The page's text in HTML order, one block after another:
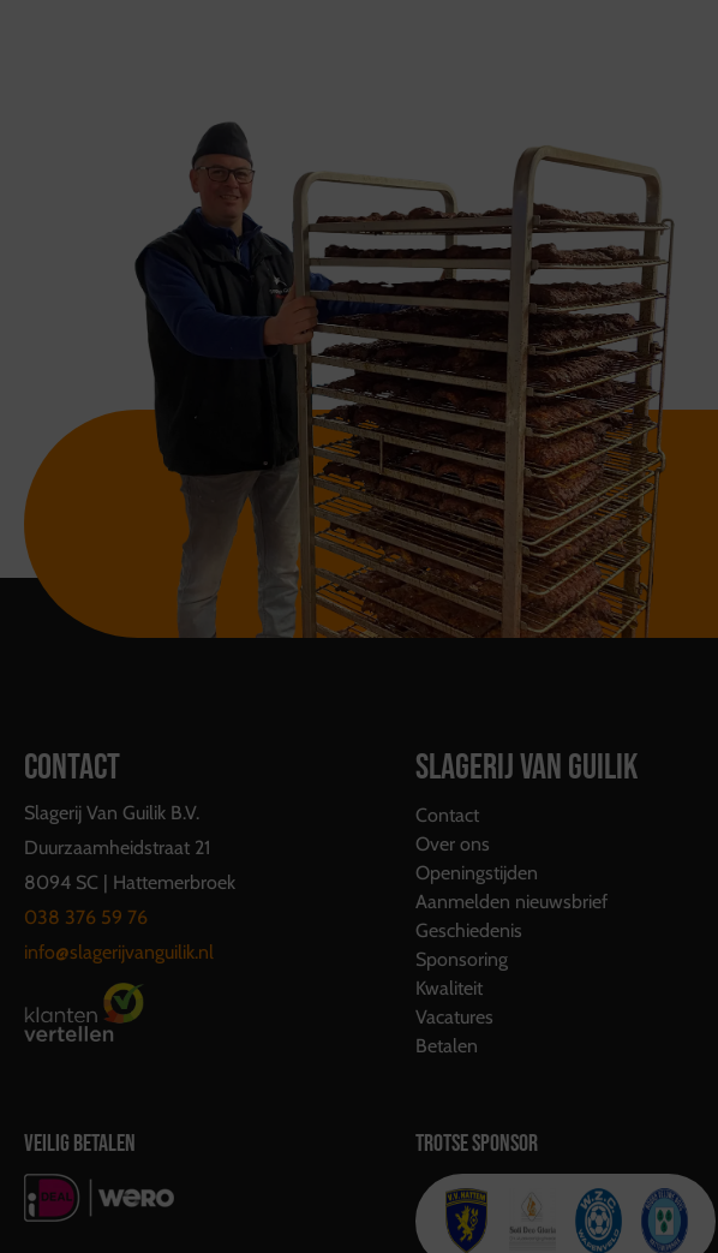
CONTACT
Slagerij Van Guilik B.V.
Duurzaamheidstraat 21
8094 SC | Hattemerbroek
038 376 59 76
info@slagerijvanguilik.nl
SLAGERIJ VAN GUILIK
Contact
Over ons
Openingstijden
Aanmelden nieuwsbrief
Geschiedenis
Sponsoring
Kwaliteit
Vacatures
Betalen
VEILIG BETALEN TROTSE SPONSOR